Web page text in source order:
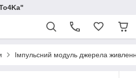
Імпульсний модуль джерела